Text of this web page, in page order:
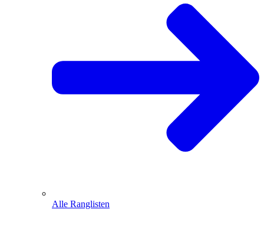
Alle Ranglisten